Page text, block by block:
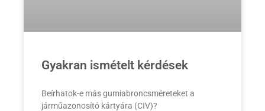
Gyakran ismételt kérdések
Beírhatok-e más gumiabroncsméreteket a
járműazonosító kártyára (CIV)?